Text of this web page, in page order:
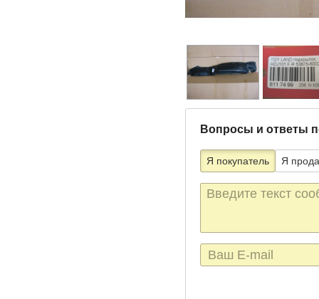
Вопросы и ответы
Я покупатель Я
Текст
сообщения
E-
mail